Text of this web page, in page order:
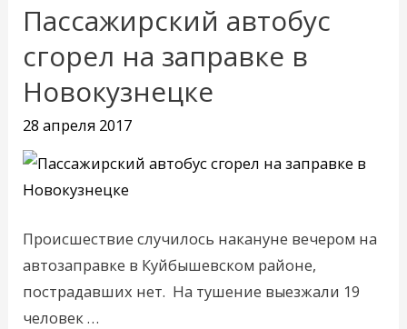
Пассажирский автобус
сгорел на заправке в
Новокузнецке
28 апреля 2017
Происшествие случилось накануне вечером на
автозаправке в Куйбышевском районе,
пострадавших нет. На тушение выезжали 19
человек …
Пассажирский
сгорел
на
заправке
в
Новокузнецке